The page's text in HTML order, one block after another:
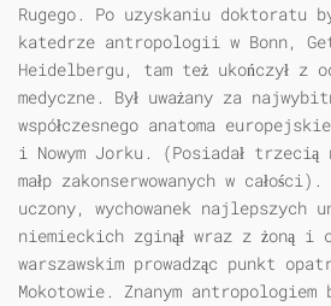
Rugego. Po uzyskaniu doktoratu
katedrze antropologii w Bonn,
Heidelbergu, tam też ukończył z
medyczne. Był uważany za
współczesnego anatoma
i Nowym Jorku. (Posiadał
małp zakonserwowanych w
uczony, wychowanek najlepszych
niemieckich zginął wraz z żoną i
warszawskim prowadząc punkt
Mokotowie. Znanym